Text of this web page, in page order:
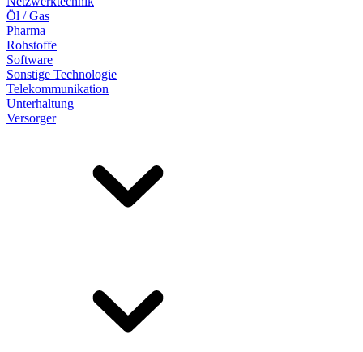
Öl / Gas
Pharma
Rohstoffe
Software
Sonstige Technologie
Telekommunikation
Unterhaltung
Versorger